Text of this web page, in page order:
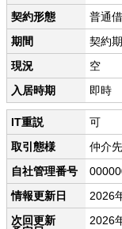
契約形態
普通
期間
契約
現況
空
入居時期
即時
IT重説
可
取引態様
仲介
自社管理番号
情報更新日
2026
次回更新
2026